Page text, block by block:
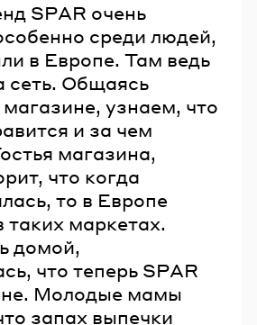
SPAR очень
среди людей,
в Европе. Там ведь
сеть. Общаясь
магазине, узнаем, что
и за чем
магазина,
что когда
то в Европе
таких маркетах.
домой,
что теперь SPAR
Молодые мамы
запах выпечки